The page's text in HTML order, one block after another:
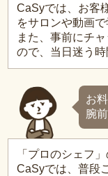
CaSyでは、お客
をサロンや動画で
また、事前にチ
ので、当日迷う時
お
腕
「プロのシェフ
CaSyでは、普段